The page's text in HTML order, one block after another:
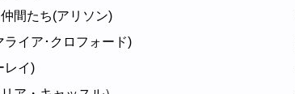
間たち(アリソン)
ライア･クロフォード)
レイ)